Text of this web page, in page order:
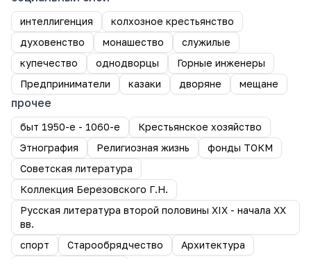
интеллигенция
колхозное крестьянство
духовенство
монашество
служилые
купечество
однодворцы
Горные инженеры
Предприниматели
казаки дворяне мещане
прочее
быт 1950-е - 1060-е
Крестьянское хозяйство
Этнография
Религиозная жизнь
фонды ТОКМ
Советская литература
Коллекция Березовского Г.Н.
Русская литература второй половины XIX - начала XX
вв.
спорт
Старообрядчество
Архитектура